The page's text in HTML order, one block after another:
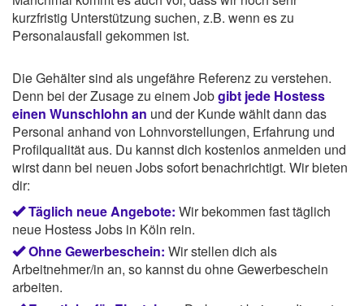
kurzfristig Unterstützung suchen, z.B. wenn es zu
Personalausfall gekommen ist.
Die Gehälter sind als ungefähre Referenz zu verstehen.
Denn bei der Zusage zu einem Jobgibt jede Hostess
einen Wunschlohn an und der Kunde wählt dann das
Personal anhand von Lohnvorstellungen, Erfahrung und
Profilqualität aus. Du kannst dich kostenlos anmelden und
wirst dann bei neuen Jobs sofort benachrichtigt. Wir bieten
dir:
Täglich neue Angebote: Wir bekommen fast täglich
neue Hostess Jobs in Köln rein.
Ohne Gewerbeschein: Wir stellen dich als
Arbeitnehmer/in an, so kannst du ohne Gewerbeschein
arbeiten.